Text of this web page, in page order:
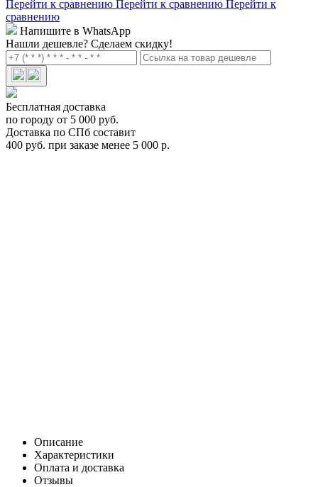
Перейти к сравнению Перейти к сравнению Перейти к
сравнению
Напишите в WhatsApp
Нашли дешевле? Сделаем скидку!
Бесплатная доставка
по городу от 5 000 руб.
Доставка по СПб составит
400 руб. при заказе менее 5 000 р.
Описание
Характеристики
Оплата и доставка
Отзывы